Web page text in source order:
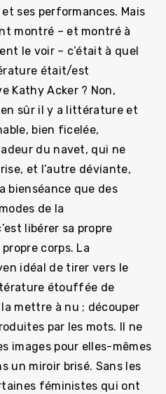
ses performances. Mais
montré – et montré à
le voir – c’était à quel
était/est
Kathy Acker ? Non,
sûr il y a littérature et
bien ficelée,
du navet, qui ne
et l’autre déviante,
bienséance que des
de la
libérer sa propre
corps. La
idéal de tirer vers le
étouffée de
mettre à nu ; découper
par les mots. Il ne
images pour elles-mêmes
un miroir brisé. Sans les
féministes qui ont